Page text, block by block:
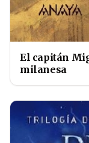
El capitán
milanesa